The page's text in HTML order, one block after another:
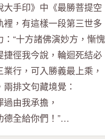
大手印》中《最勝菩提空
，有這樣一段第三世多
“十方諸佛演妙方，慚愧
捷徑我今說，輪迴死結必
行，可入勝義最上乘，
排文句藏境覺：
由我承擔，
德全給你們！”…